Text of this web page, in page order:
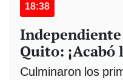
18:38
Quito: ¡Acabó
Culminaron los